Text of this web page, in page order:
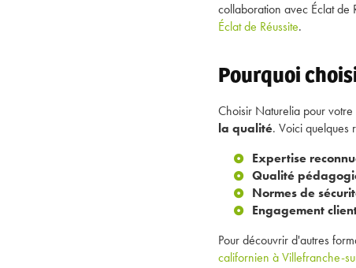
collaboration avec Éclat de
Éclat de Réussite.
Pourquoi
Choisir Naturelia pour
la qualité. Voici quelques
Expertise
Qualité
Normes de
Engagement
Pour découvrir d'autres
californien à Villefranche-